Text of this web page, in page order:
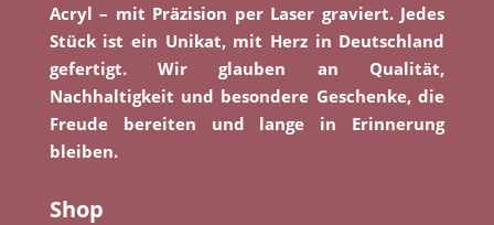
Acryl – mit Präzision per Laser graviert. Jedes
Stück ist ein Unikat, mit Herz in Deutschland
gefertigt. Wir glauben an Qualität,
Nachhaltigkeit und besondere Geschenke, die
Freude bereiten und lange in Erinnerung
bleiben.
Shop